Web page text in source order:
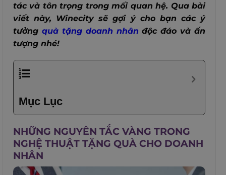
tác và tôn trọng trong mối quan hệ. Qua bài
viết này, Winecity sẽ gợi ý cho bạn các ý
tưởng quà tặng doanh nhân độc đáo và ấn
tượng nhé!
Mục Lục
NHỮNG NGUYÊN TẮC VÀNG TRONG
NGHỆ THUẬT TẶNG QUÀ CHO DOANH
NHÂN